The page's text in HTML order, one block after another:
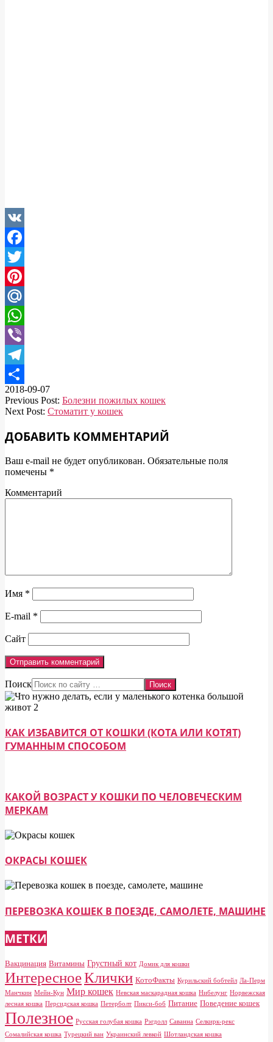
VK
Facebook
Twitter
Pinterest
Mail.Ru
WhatsApp
Viber
Telegram
Отправить
2018-09-07
Previous Post: Болезни пожилых кошек
Next Post: Стоматит у кошек
ДОБАВИТЬ КОММЕНТАРИЙ
Ваш e-mail не будет опубликован. Обязательные поля
помечены *
Комментарий
Имя *
E-mail *
Сайт
Поиск
КАК ИЗБАВИТСЯ ОТ КОШКИ (КОТА ИЛИ КОТЯТ)
ГУМАННЫМ СПОСОБОМ
КАКОЙ ВОЗРАСТ У КОШКИ ПО ЧЕЛОВЕЧЕСКИМ
МЕРКАМ
ОКРАСЫ КОШЕК
ПЕРЕВОЗКА КОШЕК В ПОЕЗДЕ, САМОЛЕТЕ, МАШИНЕ
МЕТКИ
Вакцинация Витамины Грустный кот Домик для кошки
ИнтересноеКлички КотоФакты Курильский бобтейл Ла-Перм
Манчкин Мейн-Кун Мир кошек Невская маскарадная кошка Нибелунг Норвежская
лесная кошка Персидская кошка Петерболт Пикси-боб Питание Поведение кошек
Полезное Русская голубая кошка Рэгдолл Саванна Селкирк-рекс
Сомалийская кошка Турецкий ван Украинский левкой Шотландская кошка